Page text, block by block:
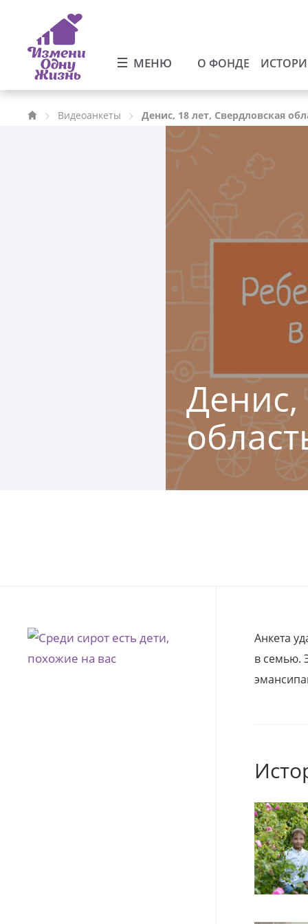
МЕНЮ О ФОНДЕ
Видеоанкеты Денис, 18 лет, Свердловская
Денис,
Анкета
в семью.